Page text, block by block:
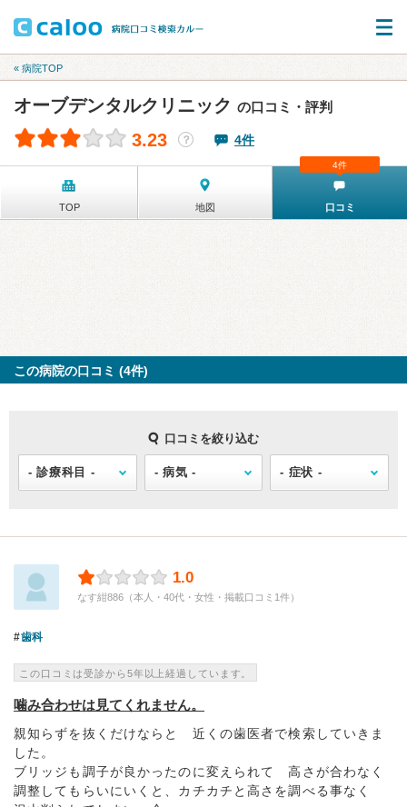
« 病院TOP
オーブデンタルクリニック の口コミ・評判
3.23 ？ 4件
TOP 地図 口コミ
4件
この病院の口コミ (4件)
口コミを絞り込む
1.0
なす紺886（本人・40代・女性・掲載口コミ1件）
歯科
この口コミは受診から5年以上経過しています。
噛み合わせは見てくれません。
親知らずを抜くだけならと 近くの歯医者で検索していきま
した。
ブリッジも調子が良かったのに変えられて 高さが合わなく
調整してもらいにいくと、カチカチと高さを調べる事なく